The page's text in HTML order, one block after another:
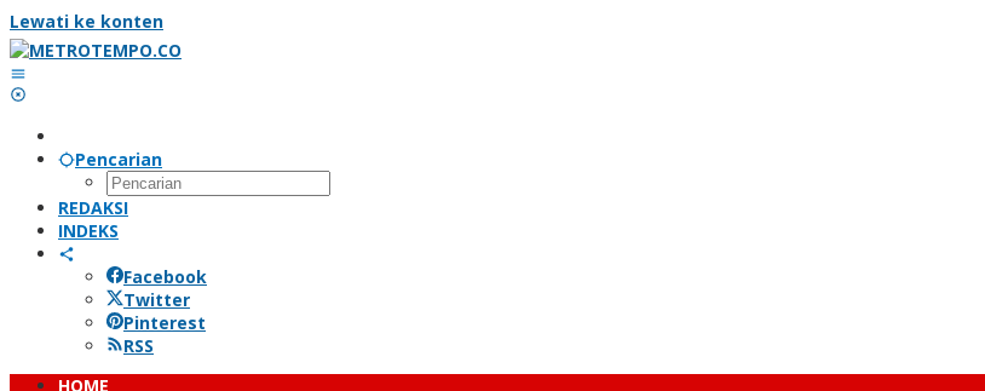
Lewati ke konten
Pencarian
REDAKSI
INDEKS
Facebook
Twitter
Pinterest
RSS
HOME